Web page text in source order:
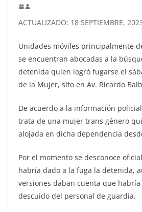
ACTUALIZADO: 18 SEPTIEMBRE,
Unidades móviles principalmente
se encuentran abocadas a la
detenida quien logró fugarse el
de la Mujer, sito en Av. Ricardo
De acuerdo a la información
trata de una mujer trans género
alojada en dicha dependencia
Por el momento se desconoce
habría dado a la fuga la detenida,
versiones daban cuenta que
descuido del personal de guardia.